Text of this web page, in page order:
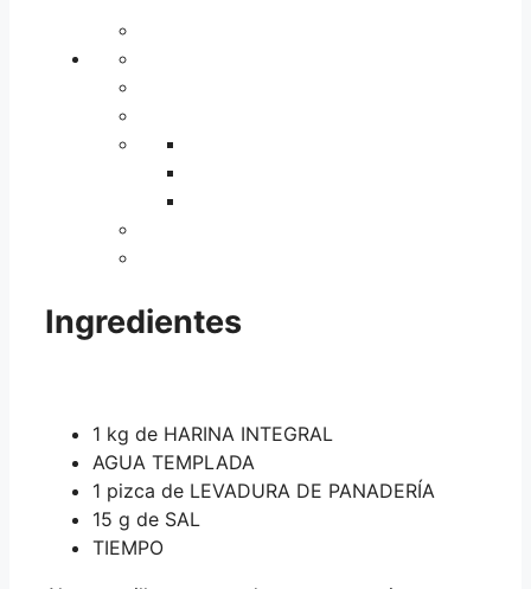
Ingredientes
1 kg de HARINA INTEGRAL
AGUA TEMPLADA
1 pizca de LEVADURA DE PANADERÍA
15 g de SAL
TIEMPO